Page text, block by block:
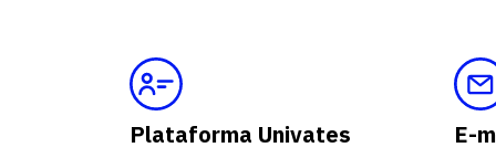
Plataforma Univates E-